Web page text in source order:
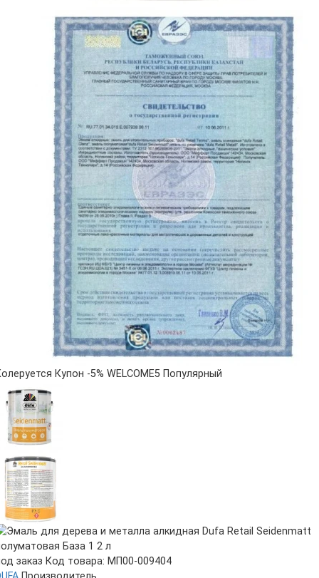
Купон -5% WELCOME5 Популярный
заказ Код товара: МП00-009404